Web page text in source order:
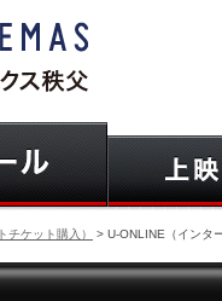
チケット購入） > U-ONLINE（インタ